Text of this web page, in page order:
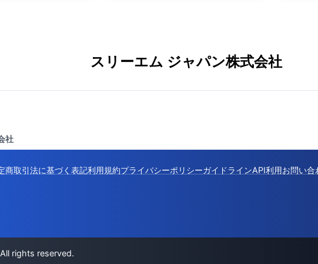
スリーエム ジャパン株式会社
社
商取引法に基づく表記利用規約プライバシーポリシーガイドラインAPI利用お問い合
rights reserved.